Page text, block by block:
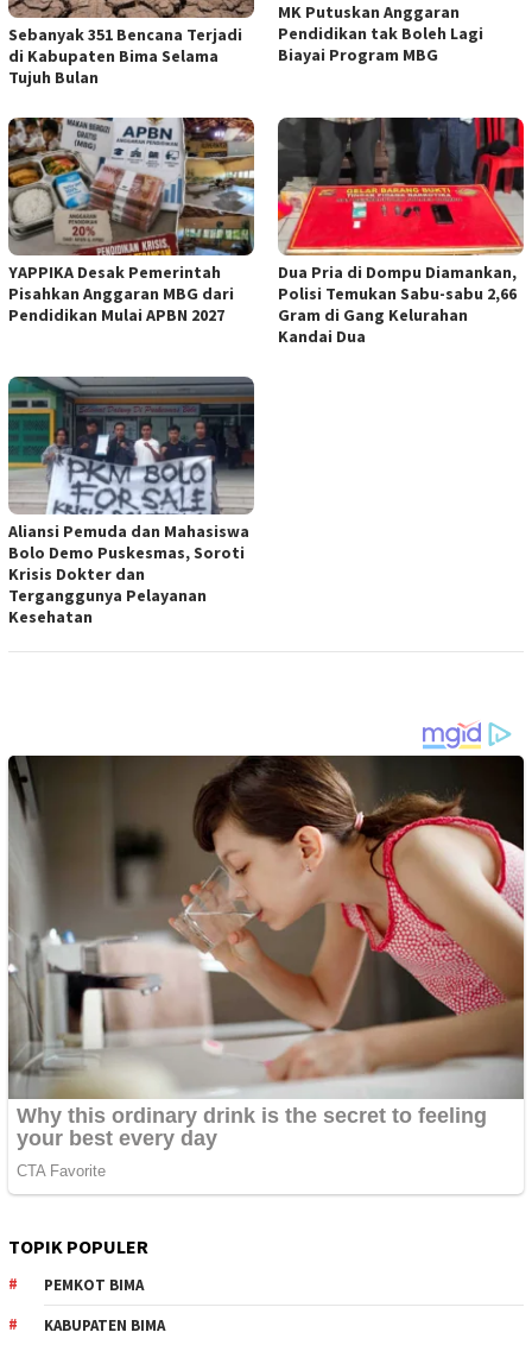
Sebanyak 351 Bencana Terjadi
di Kabupaten Bima Selama
Tujuh Bulan
MK Putuskan Anggaran
Pendidikan tak Boleh Lagi
Biayai Program MBG
YAPPIKA Desak Pemerintah
Pisahkan Anggaran MBG dari
Pendidikan Mulai APBN 2027
Dua Pria di Dompu Diamankan,
Polisi Temukan Sabu-sabu 2,66
Gram di Gang Kelurahan
Kandai Dua
Aliansi Pemuda dan Mahasiswa
Bolo Demo Puskesmas, Soroti
Krisis Dokter dan
Terganggunya Pelayanan
Kesehatan
TOPIK POPULER
PEMKOT BIMA
KABUPATEN BIMA